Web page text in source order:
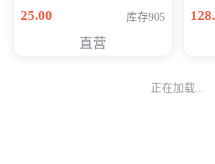
卡 CLASS 10
25.00 库存905
直营
正在加载...